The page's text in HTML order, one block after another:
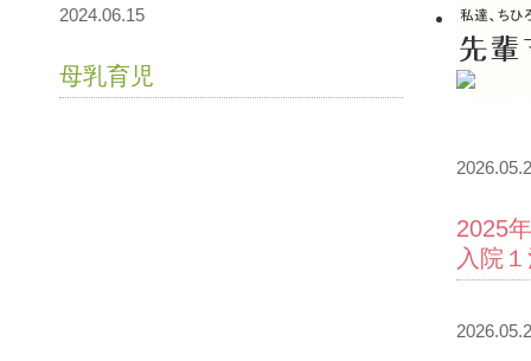
2024.06.15
母乳育児
2025
入院